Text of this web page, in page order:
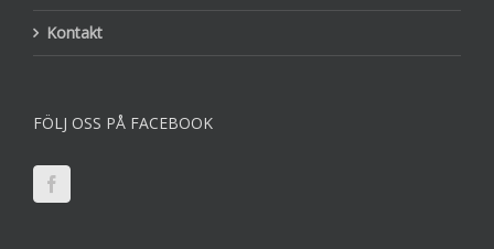
Kontakt
FÖLJ OSS PÅ FACEBOOK